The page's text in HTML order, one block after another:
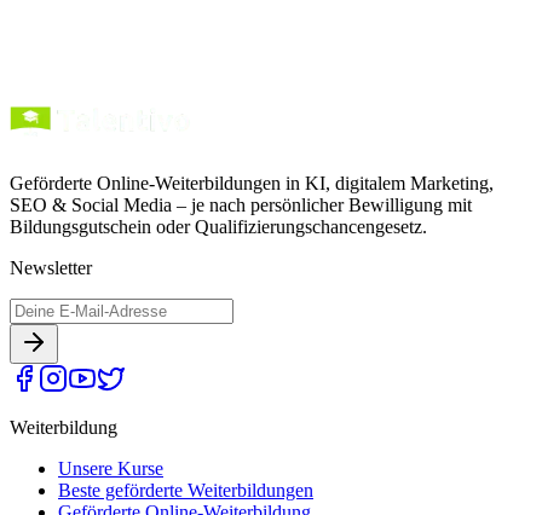
Geförderte Online-Weiterbildungen in KI, digitalem Marketing,
SEO & Social Media – je nach persönlicher Bewilligung mit
Bildungsgutschein oder Qualifizierungschancengesetz.
Newsletter
Weiterbildung
Unsere Kurse
Beste geförderte Weiterbildungen